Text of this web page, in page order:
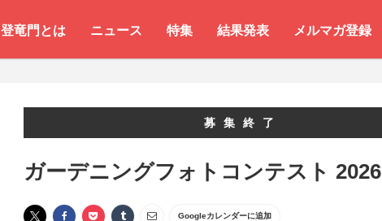
登竜門とは ニュース 特集 結果発表 メルマガ登録
募集終了
ガーデニングフォトコンテスト 2026
Googleカレンダーに追加